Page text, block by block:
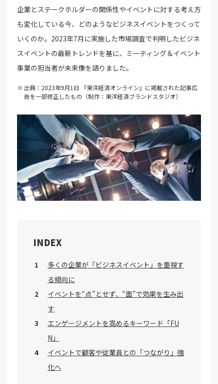
企業とステークホルダーの関係性やイベントに対する考え方
も変化している今、どのようなビジネスイベントをつくって
いくのか。2023年7月に実施した市場調査で判明したビジネ
スイベントの最新トレンドを基に、ミーティング＆イベント
事業の担当者が未来像を語りました。
出典：2023年9月1日 『東洋経済オンライン』に掲載された記事広
告を一部修正したもの（制作：東洋経済ブランドスタジオ）
INDEX
多くの企業が「ビジネスイベント」を重視す
る傾向に
イベントを“点”とせず、“面”で効果を生み出
す
エンゲージメントを高めるキーワード「FU
N」
イベントで顧客や従業員との「つながり」強
化へ